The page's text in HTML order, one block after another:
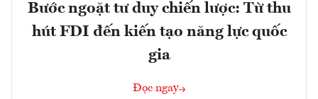
Bước ngoặt tư duy chiến lược: Từ thu
hút FDI đến kiến tạo năng lực quốc
gia
Đọc ngay